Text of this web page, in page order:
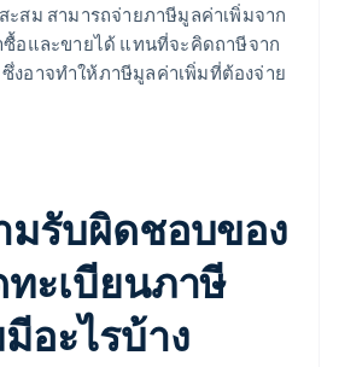
สม สามารถจ่ายภาษีมูลค่าเพิ่มจาก
ซื้อและขายได้ แทนที่จะคิดถาษีจาก
งอาจทำให้ภาษีมูลค่าเพิ่มที่ต้องจ่าย
รับผิดชอบของ
ะเบียนภาษี
อะไรบ้าง